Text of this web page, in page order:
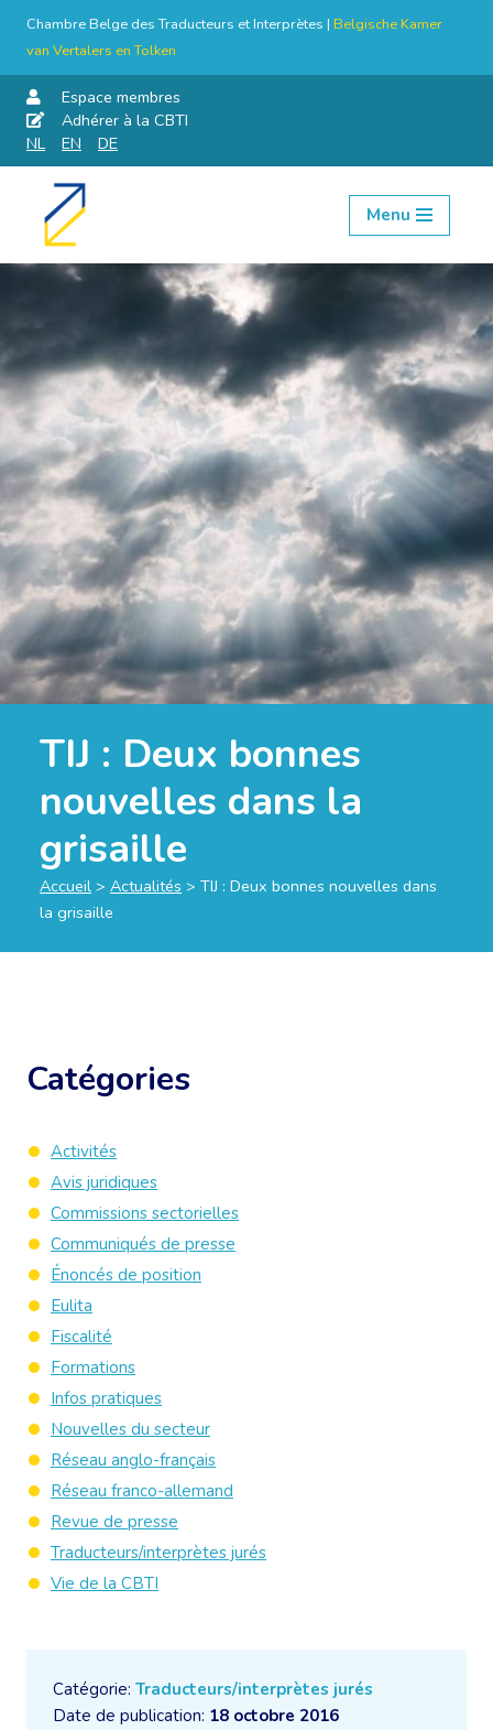
Chambre Belge des Traducteurs et Interprètes | Belgische Kamer
van Vertalers en Tolken
Espace membres
Adhérer à la CBTI
NL
EN DE
Aller
contenu
Menu
TIJ : Deux bonnes
nouvelles dans la
grisaille
Accueil > Actualités > TIJ : Deux bonnes nouvelles dans
la grisaille
Catégorie: Traducteurs/interprètes jurés
Date de publication: 18 octobre 2016
Catégories
Activités
Avis juridiques
Commissions sectorielles
Communiqués de presse
Énoncés de position
Eulita
Fiscalité
Formations
Infos pratiques
Nouvelles du secteur
Réseau anglo-français
Réseau franco-allemand
Revue de presse
Traducteurs/interprètes jurés
Vie de la CBTI